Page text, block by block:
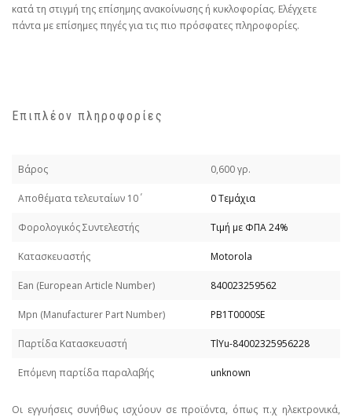
κατά τη στιγμή της επίσημης ανακοίνωσης ή κυκλοφορίας. Ελέγχετε
πάντα με επίσημες πηγές για τις πιο πρόσφατες πληροφορίες.
Επιπλέον πληροφορίες
Βάρος 0,600 γρ.
Απoθέματα τελευταίων 10΄ 0 Τεμάχια
Φορολογικός Συντελεστής Τιμή με ΦΠΑ 24%
Κατασκευαστής Motorola
Εan (European Article Number) 840023259562
Mpn (Manufacturer Part Number) PB1T0000SE
Παρτίδα Κατασκευαστή TlYu-84002325956228
Επόμενη παρτίδα παραλαβής unknown
Οι εγγυήσεις συνήθως ισχύουν σε προϊόντα, όπως π.χ ηλεκτρονικά,